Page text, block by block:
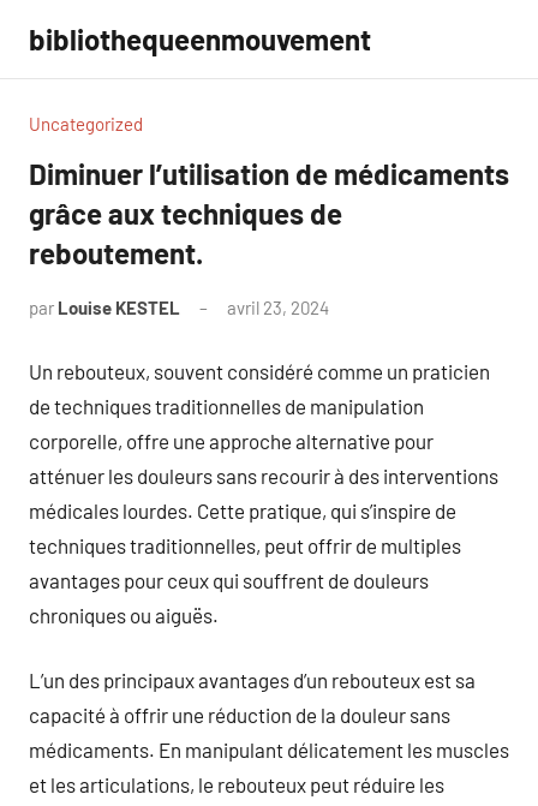
contenu
bibliothequeenmouvement
Uncategorized
Diminuer l’utilisation de médicaments
grâce aux techniques de
reboutement.
par Louise KESTEL avril 23, 2024
Un rebouteux, souvent considéré comme un praticien
de techniques traditionnelles de manipulation
corporelle, offre une approche alternative pour
atténuer les douleurs sans recourir à des interventions
médicales lourdes. Cette pratique, qui s’inspire de
techniques traditionnelles, peut offrir de multiples
avantages pour ceux qui souffrent de douleurs
chroniques ou aiguës.
L’un des principaux avantages d’un rebouteux est sa
capacité à offrir une réduction de la douleur sans
médicaments. En manipulant délicatement les muscles
et les articulations, le rebouteux peut réduire les